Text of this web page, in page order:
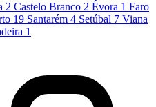
2 Castelo Branco 2 Évora 1 Faro
19 Santarém 4 Setúbal 7 Viana
1